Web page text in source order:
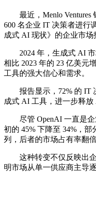
最近，Menlo Ventures
600 名企业 IT 决策者进行
成式 AI 现状》的企业市场
2024 年，生成式 AI 市
相比 2023 年的 23 亿美元
工具的强大信心和需求。
报告显示，72% 的 IT
成式 AI 工具，进一步释放
尽管 OpenAI 一直是企
初的 45% 下降至 34%，部
列，后者的市场占有率翻倍
这种转变不仅反映出企
明市场从单一供应商主导